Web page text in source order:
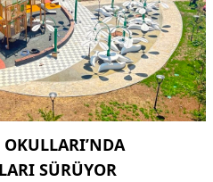
OKULLARI’NDA
SÜRÜYOR